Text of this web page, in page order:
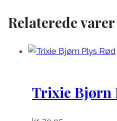
Relaterede varer
Trixie Bjørn